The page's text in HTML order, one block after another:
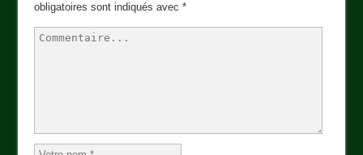
obligatoires sont indiqués avec*